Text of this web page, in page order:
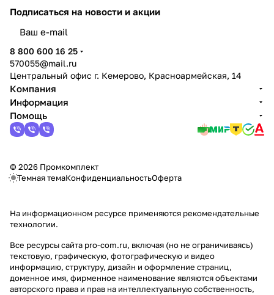
Подписаться на новости и акции
8 800 600 16 25
570055@mail.ru
Центральный офис г. Кемерово, Красноармейская, 14
Компания
Информация
Помощь
© 2026 Промкомплект
Темная темаКонфиденциальностьОферта
На информационном ресурсе применяются рекомендательные
технологии.
Все ресурсы сайта pro-com.ru, включая (но не ограничиваясь)
текстовую, графическую, фотографическую и видео
информацию, структуру, дизайн и оформление страниц,
доменное имя, фирменное наименование являются объектами
авторского права и прав на интеллектуальную собственность,